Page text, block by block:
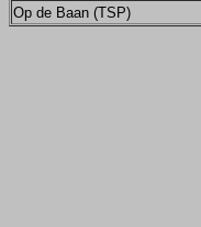
Op de Baan (TSP)